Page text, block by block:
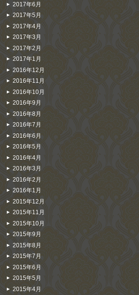
2017年6月
2017年5月
2017年4月
2017年3月
2017年2月
2017年1月
2016年12月
2016年11月
2016年10月
2016年9月
2016年8月
2016年7月
2016年6月
2016年5月
2016年4月
2016年3月
2016年2月
2016年1月
2015年12月
2015年11月
2015年10月
2015年9月
2015年8月
2015年7月
2015年6月
2015年5月
2015年4月